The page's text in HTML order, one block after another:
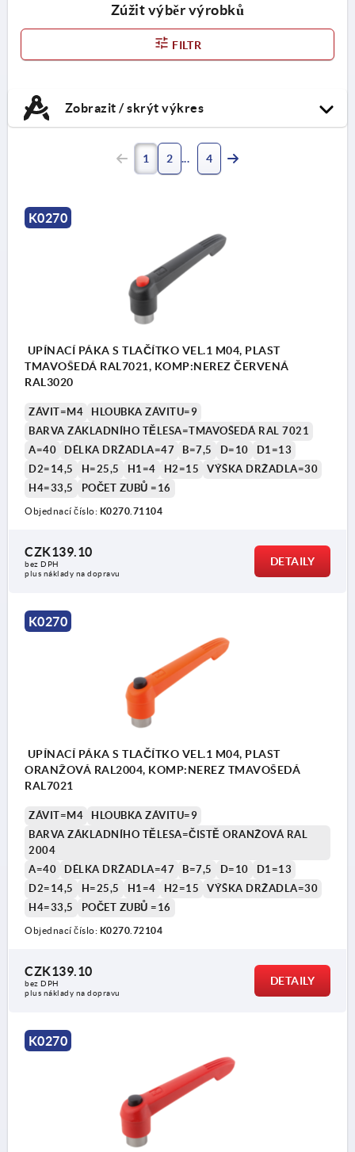
Zúžit výběr výrobků
FILTR
Zobrazit / skrýt výkres
1 2 4
K0270
UPÍNACÍ PÁKA S TLAČÍTKO VEL.1 M04, PLAST
TMAVOŠEDÁ RAL7021, KOMP:NEREZ ČERVENÁ
RAL3020
ZÁVIT=M4
HLOUBKA ZÁVITU=9
BARVA ZÁKLADNÍHO TĚLESA=TMAVOŠEDÁ RAL 7021
A=40
DÉLKA DRŽADLA=47 B=7,5 D=10
D1=13
D2=14,5
H=25,5 H1=4 H2=15
VÝŠKA DRŽADLA=30
H4=33,5
POČET ZUBŮ =16
Objednací číslo: K0270.71104
CZK139.10
bez DPH
plus náklady na dopravu
DETAILY
K0270
UPÍNACÍ PÁKA S TLAČÍTKO VEL.1 M04, PLAST
ORANŽOVÁ RAL2004, KOMP:NEREZ TMAVOŠEDÁ
RAL7021
ZÁVIT=M4
HLOUBKA ZÁVITU=9
BARVA ZÁKLADNÍHO TĚLESA=ČISTĚ ORANŽOVÁ RAL
2004
A=40
DÉLKA DRŽADLA=47 B=7,5 D=10
D1=13
D2=14,5
H=25,5 H1=4 H2=15
VÝŠKA DRŽADLA=30
H4=33,5
POČET ZUBŮ =16
Objednací číslo: K0270.72104
CZK139.10
bez DPH
plus náklady na dopravu
DETAILY
K0270